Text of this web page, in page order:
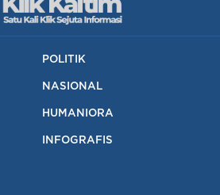
POLITIK
NASIONAL
HUMANIORA
INFOGRAFIS